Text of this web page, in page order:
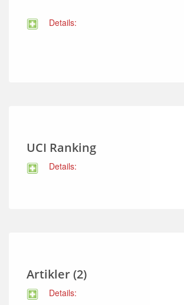
Details:
UCI Ranking
Details:
Artikler (2)
Details: